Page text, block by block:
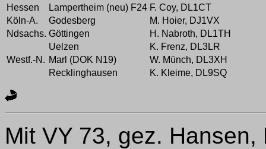
Hessen
Lampertheim (neu) F24 F. Coy, DL1CT
Köln-A.
Godesberg
M. Hoier, DJ1VX
Ndsachs. Göttingen
H. Nabroth, DL1TH
Uelzen
K. Frenz, DL3LR
Westf.-N. Marl (DOK N19)
W. Münch, DL3XH
Recklinghausen
K. Kleime, DL9SQ
Mit VY 73, gez. Hansen,